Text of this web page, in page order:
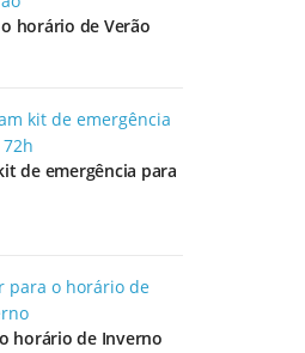
horário de Verão
de emergência para
horário de Inverno